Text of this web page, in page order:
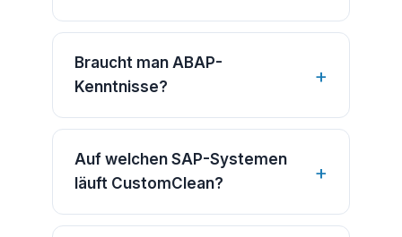
Braucht man ABAP-
Kenntnisse?
Auf welchen SAP-Systemen
läuft CustomClean?